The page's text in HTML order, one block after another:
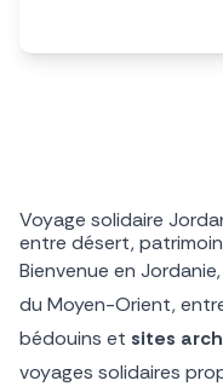
Voyage solidaire
entre désert,
Bienvenue en
du Moyen-Orient,
bédouins et sites
voyages solidaires